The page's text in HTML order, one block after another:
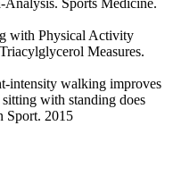
Sports Medicine.
with Physical Activity
Measures.
intensity walking improves
with standing does
Sport. 2015